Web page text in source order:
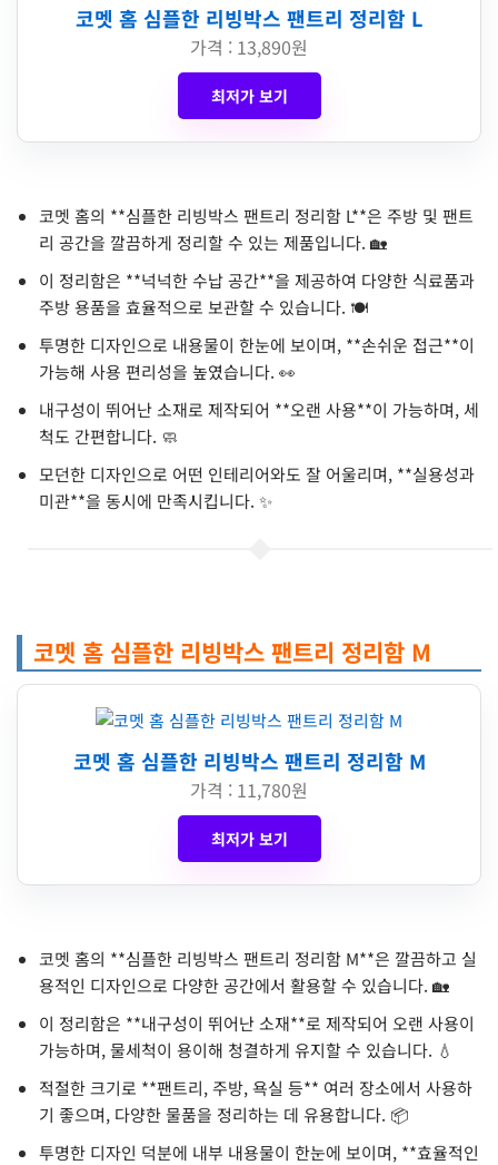
코멧 홈 심플한 리빙박스 팬트리 정리함 L
가격 : 13,890원
최저가 보기
코멧 홈의 **심플한 리빙박스 팬트리 정리함 L**은 주방 및 팬트
리 공간을 깔끔하게 정리할 수 있는 제품입니다. 🏡
이 정리함은 **넉넉한 수납 공간**을 제공하여 다양한 식료품과
주방 용품을 효율적으로 보관할 수 있습니다. 🍽️
투명한 디자인으로 내용물이 한눈에 보이며, **손쉬운 접근**이
가능해 사용 편리성을 높였습니다. 👀
내구성이 뛰어난 소재로 제작되어 **오랜 사용**이 가능하며, 세
척도 간편합니다. 🧼
모던한 디자인으로 어떤 인테리어와도 잘 어울리며, **실용성과
미관**을 동시에 만족시킵니다. ✨
코멧 홈 심플한 리빙박스 팬트리 정리함 M
코멧 홈 심플한 리빙박스 팬트리 정리함 M
가격 : 11,780원
최저가 보기
코멧 홈의 **심플한 리빙박스 팬트리 정리함 M**은 깔끔하고 실
용적인 디자인으로 다양한 공간에서 활용할 수 있습니다. 🏡
이 정리함은 **내구성이 뛰어난 소재**로 제작되어 오랜 사용이
가능하며, 물세척이 용이해 청결하게 유지할 수 있습니다. 💧
적절한 크기로 **팬트리, 주방, 욕실 등** 여러 장소에서 사용하
기 좋으며, 다양한 물품을 정리하는 데 유용합니다. 📦
투명한 디자인 덕분에 내부 내용물이 한눈에 보이며, **효율적인